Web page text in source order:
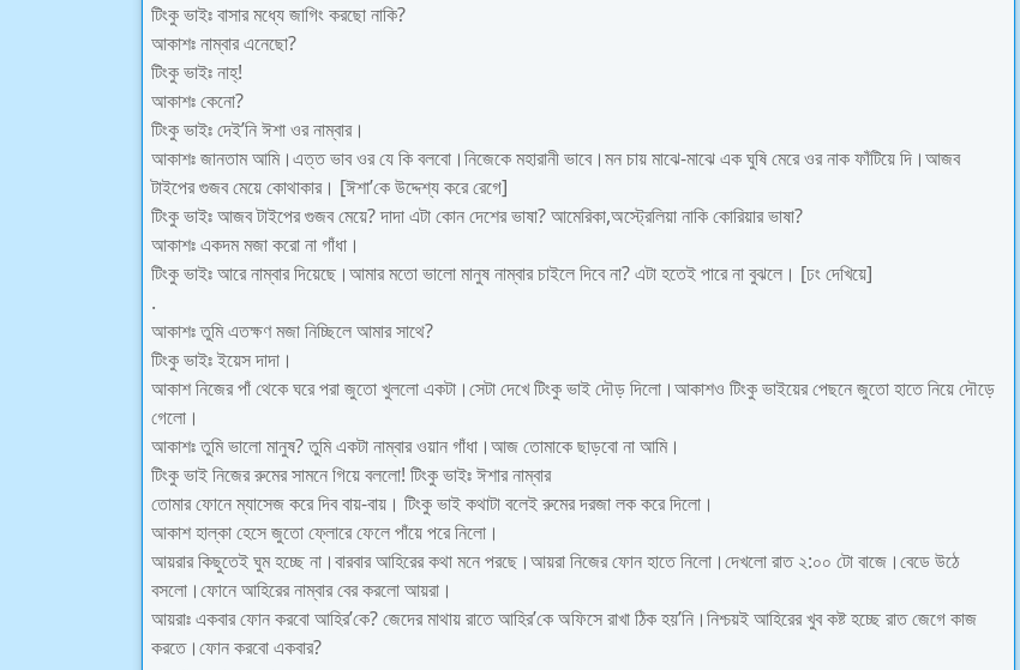
টিংকু ভাইঃ বাসার মধ্যে জাগিং করছো নাকি?
আকাশঃ নাম্বার এনেছো?
টিংকু ভাইঃ নাহ্!
আকাশঃ কেনো?
টিংকু ভাইঃ দেই’নি ঈশা ওর নাম্বার।
আকাশঃ জানতাম আমি।এত্ত ভাব ওর যে কি বলবো।নিজেকে মহারানী ভাবে।মন চায় মাঝে-মাঝে এক ঘুষি মেরে ওর নাক ফাঁটিয়ে দি।আজব
টাইপের গুজব মেয়ে কোথাকার। [ঈশা’কে উদ্দেশ্য করে রেগে]
টিংকু ভাইঃ আজব টাইপের গুজব মেয়ে? দাদা এটা কোন দেশের ভাষা? আমেরিকা,অস্ট্রেলিয়া নাকি কোরিয়ার ভাষা?
আকাশঃ একদম মজা করো না গাঁধা।
টিংকু ভাইঃ আরে নাম্বার দিয়েছে।আমার মতো ভালো মানুষ নাম্বার চাইলে দিবে না? এটা হতেই পারে না বুঝলে। [ঢং দেখিয়ে]
.
আকাশঃ তুমি এতক্ষণ মজা নিচ্ছিলে আমার সাথে?
টিংকু ভাইঃ ইয়েস দাদা।
আকাশ নিজের পাঁ থেকে ঘরে পরা জুতো খুললো একটা।সেটা দেখে টিংকু ভাই দৌড় দিলো।আকাশও টিংকু ভাইয়ের পেছনে জুতো হাতে নিয়ে দৌড়ে
গেলো।
আকাশঃ তুমি ভালো মানুষ? তুমি একটা নাম্বার ওয়ান গাঁধা।আজ তোমাকে ছাড়বো না আমি।
টিংকু ভাই নিজের রুমের সামনে গিয়ে বললো! টিংকু ভাইঃ ঈশার নাম্বার
তোমার ফোনে ম্যাসেজ করে দিব বায়-বায়। টিংকু ভাই কথাটা বলেই রুমের দরজা লক করে দিলো।
আকাশ হাল্কা হেসে জুতো ফ্লোরে ফেলে পাঁয়ে পরে নিলো।
আয়রার কিছুতেই ঘুম হচ্ছে না।বারবার আহিরের কথা মনে পরছে।আয়রা নিজের ফোন হাতে নিলো।দেখলো রাত ২:০০ টো বাজে।বেডে উঠে
বসলো।ফোনে আহিরের নাম্বার বের করলো আয়রা।
আয়রাঃ একবার ফোন করবো আহির’কে? জেদের মাথায় রাতে আহির’কে অফিসে রাখা ঠিক হয়’নি।নিশ্চয়ই আহিরের খুব কষ্ট হচ্ছে রাত জেগে কাজ
করতে।ফোন করবো একবার?